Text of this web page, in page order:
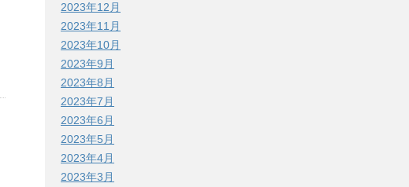
2023年12月
2023年11月
2023年10月
2023年9月
2023年8月
2023年7月
2023年6月
2023年5月
2023年4月
2023年3月